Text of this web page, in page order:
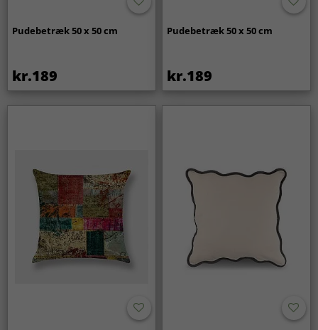
Pudebetræk 50 x 50 cm
kr.189
Pudebetræk 50 x 50 cm
kr.189